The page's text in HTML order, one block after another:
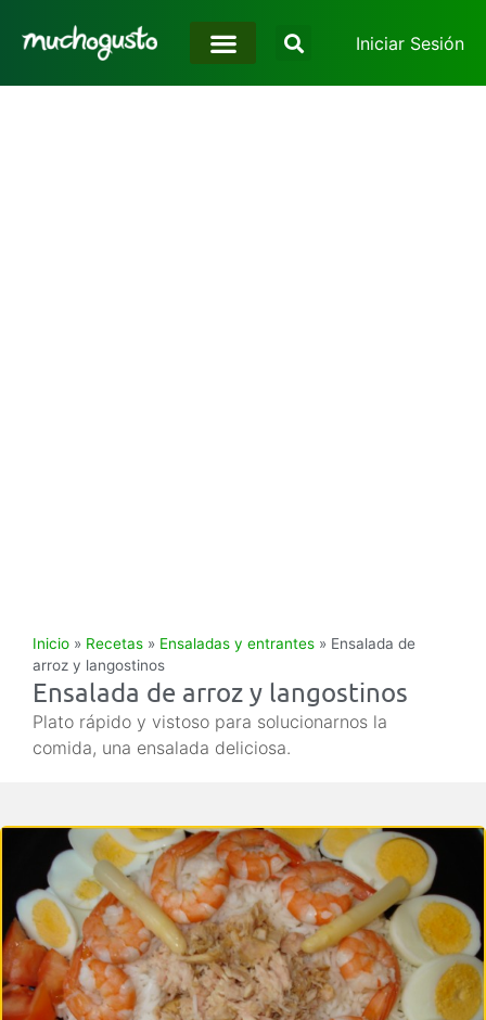
Iniciar Sesión
Inicio » Recetas » Ensaladas y entrantes » Ensalada de
arroz y langostinos
Ensalada de arroz y langostinos
Plato rápido y vistoso para solucionarnos la
comida, una ensalada deliciosa.